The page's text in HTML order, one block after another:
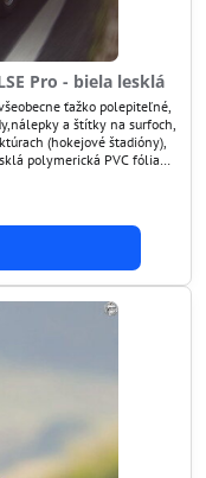
Pro - biela lesklá
ťažko polepiteľné,
a štítky na surfoch,
(hokejové štadióny),
polymerická PVC fólia
pre aplikácie na povrchy